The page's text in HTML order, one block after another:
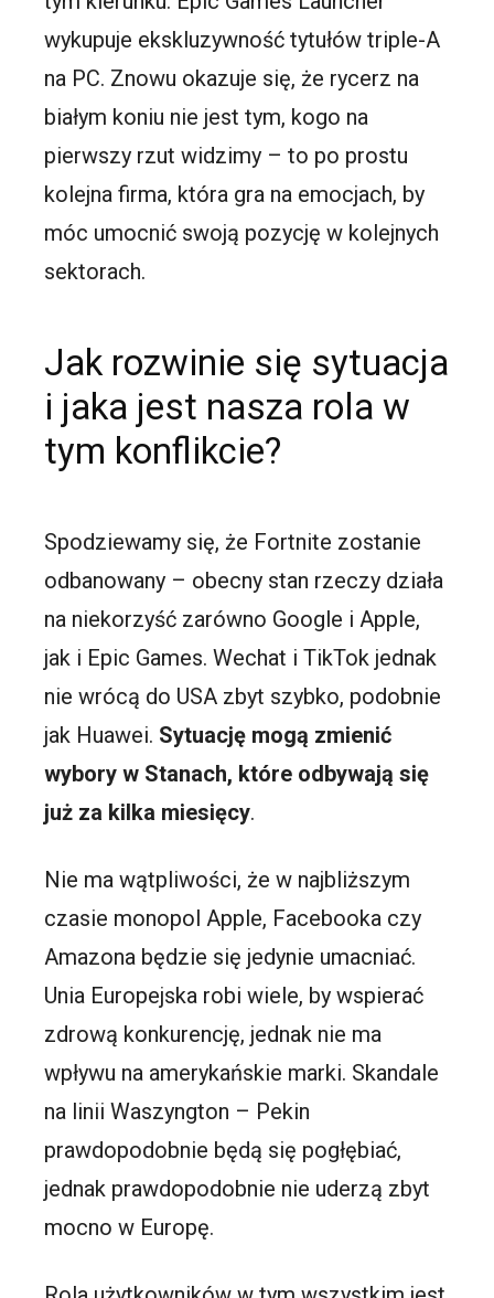
wykupuje ekskluzywność tytułów triple-A
na PC. Znowu okazuje się, że rycerz na
białym koniu nie jest tym, kogo na
pierwszy rzut widzimy – to po prostu
kolejna firma, która gra na emocjach, by
móc umocnić swoją pozycję w kolejnych
sektorach.
Jak rozwinie się sytuacja
i jaka jest nasza rola w
tym konflikcie?
Spodziewamy się, że Fortnite zostanie
odbanowany – obecny stan rzeczy działa
na niekorzyść zarówno Google i Apple,
jak i Epic Games. Wechat i TikTok jednak
nie wrócą do USA zbyt szybko, podobnie
jak Huawei. Sytuację mogą zmienić
wybory w Stanach, które odbywają się
już za kilka miesięcy.
Nie ma wątpliwości, że w najbliższym
czasie monopol Apple, Facebooka czy
Amazona będzie się jedynie umacniać.
Unia Europejska robi wiele, by wspierać
zdrową konkurencję, jednak nie ma
wpływu na amerykańskie marki. Skandale
na linii Waszyngton – Pekin
prawdopodobnie będą się pogłębiać,
jednak prawdopodobnie nie uderzą zbyt
mocno w Europę.